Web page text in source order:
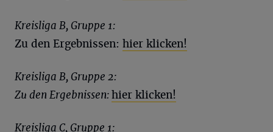
Kreisliga B, Gruppe 1:
Zu den Ergebnissen: hier klicken!
Kreisliga B, Gruppe 2:
Zu den Ergebnissen:hier klicken!
Kreisliga C, Gruppe 1: